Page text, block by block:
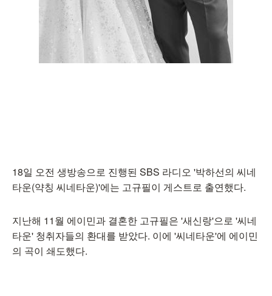
18일 오전 생방송으로 진행된 SBS 라디오 '박하선의 씨네
타운(약칭 씨네타운)'에는 고규필이 게스트로 출연했다.
지난해 11월 에이민과 결혼한 고규필은 '새신랑'으로 '씨네
타운' 청취자들의 환대를 받았다. 이에 '씨네타운'에 에이민
의 곡이 쇄도했다.